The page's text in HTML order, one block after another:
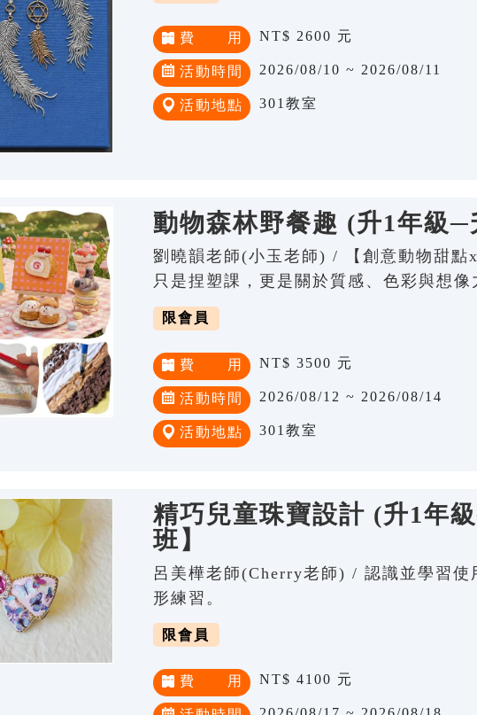
費 用 NT$ 2600 元
活動時間 2026/08/10 ~ 2026/08/11
活動地點 301教室
動物森林野餐趣 (升1年級─
劉曉韻老師(小玉老師) / 【創意動物甜點
只是捏塑課，更是關於質感、色彩與想像
限會員
費 用 NT$ 3500 元
活動時間 2026/08/12 ~ 2026/08/14
活動地點 301教室
精巧兒童珠寶設計 (升1年
班】
呂美樺老師(Cherry老師) / 認識並學習使
形練習。
限會員
費 用 NT$ 4100 元